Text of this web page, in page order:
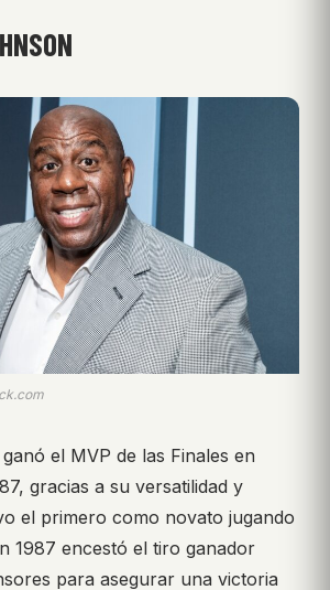
el MVP de las Finales en
gracias a su versatilidad y
el primero como novato jugando
1987 encestó el tiro ganador
para asegurar una victoria